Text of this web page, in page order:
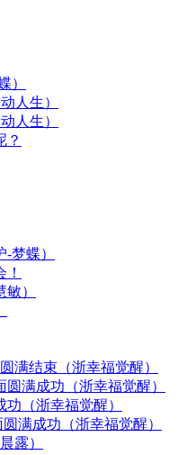
）
人生）
人生）
？
梦蝶）
）
满结束（浙幸福觉醒）
满成功（浙幸福觉醒）
（浙幸福觉醒）
满成功（浙幸福觉醒）
露）